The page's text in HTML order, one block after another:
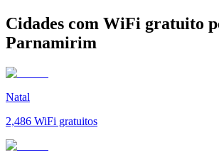
Cidades com WiFi gratuito
Parnamirim
Natal
2,486 WiFi gratuitos